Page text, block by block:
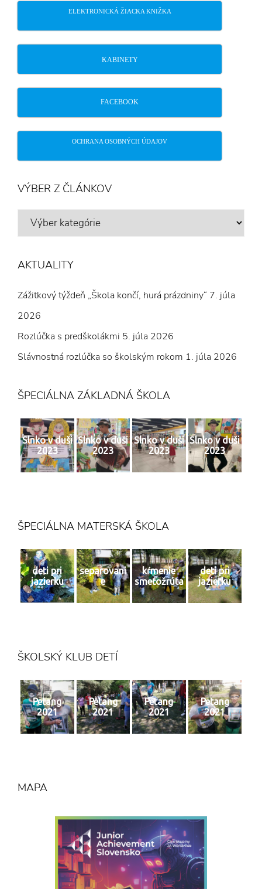
ELEKTRONICKÁ ŽIACKA KNIŽKA
KABINETY
FACEBOOK
OCHRANA OSOBNÝCH ÚDAJOV
VÝBER Z ČLÁNKOV
VÝBER
AKTUALITY
Zážitkový týždeň „Škola končí, hurá prázdniny“ 7. júla
2026
Rozlúčka s predškolákmi 5. júla 2026
Slávnostná rozlúčka so školským rokom 1. júla 2026
ŠPECIÁLNA ZÁKLADNÁ ŠKOLA
Slnko v duši
2023
Slnko v duši
2023
Slnko v duši
2023
Slnko v duši
2023
ŠPECIÁLNA MATERSKÁ ŠKOLA
deti pri
jazierku
separovani
e
kŕmenie
smeťožrúta
deti pri
jazierku
ŠKOLSKÝ KLUB DETÍ
Petang
2021
Petang
2021
Petang
2021
Petang
2021
MAPA